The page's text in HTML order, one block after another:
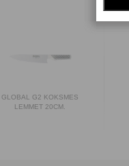
GLOBAL G2 KOKSMES
LEMMET 20CM.